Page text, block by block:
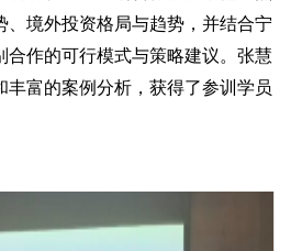
、境外投资格局与趋势，并结合宁
合作的可行模式与策略建议。张慧
丰富的案例分析，获得了参训学员